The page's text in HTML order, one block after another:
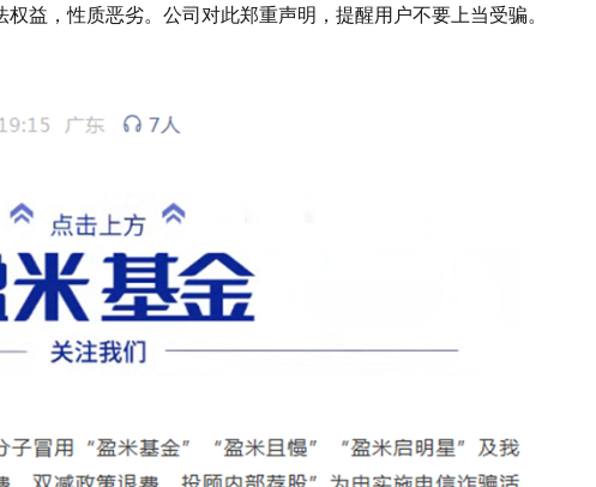
益，性质恶劣。公司对此郑重声明，提醒用户不要上当受骗。